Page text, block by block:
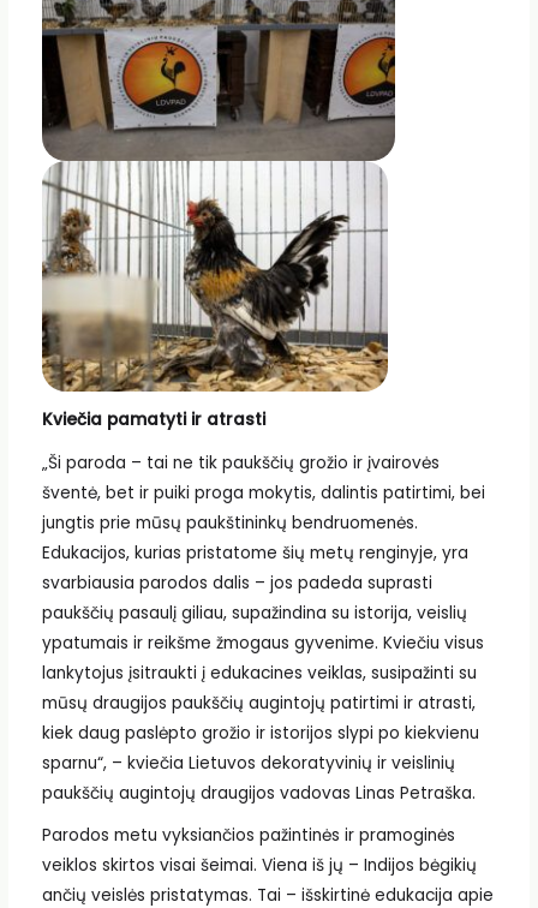
Kviečia pamatyti ir atrasti
„Ši paroda – tai ne tik paukščių grožio ir įvairovės
šventė, bet ir puiki proga mokytis, dalintis patirtimi, bei
jungtis prie mūsų paukštininkų bendruomenės.
Edukacijos, kurias pristatome šių metų renginyje, yra
svarbiausia parodos dalis – jos padeda suprasti
paukščių pasaulį giliau, supažindina su istorija, veislių
ypatumais ir reikšme žmogaus gyvenime. Kviečiu visus
lankytojus įsitraukti į edukacines veiklas, susipažinti su
mūsų draugijos paukščių augintojų patirtimi ir atrasti,
kiek daug paslėpto grožio ir istorijos slypi po kiekvienu
sparnu“, – kviečia Lietuvos dekoratyvinių ir veislinių
paukščių augintojų draugijos vadovas Linas Petraška.
Parodos metu vyksiančios pažintinės ir pramoginės
veiklos skirtos visai šeimai. Viena iš jų – Indijos bėgikių
ančių veislės pristatymas. Tai – išskirtinė edukacija apie